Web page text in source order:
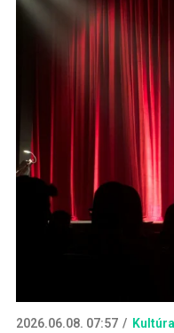
2026.06.08. 07:57 Kultúra